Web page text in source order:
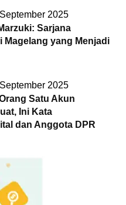
2025
Sarjana
Magelang yang Menjadi
2025
Satu Akun
Ini Kata
dan Anggota DPR